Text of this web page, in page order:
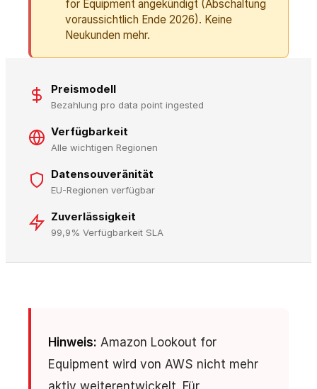
for Equipment angekündigt (Abschaltung
voraussichtlich Ende 2026). Keine
Neukunden mehr.
Preismodell
Bezahlung pro data point ingested
Verfügbarkeit
Alle wichtigen Regionen
Datensouveränität
EU-Regionen verfügbar
Zuverlässigkeit
99,9% Verfügbarkeit SLA
Hinweis: Amazon Lookout for
Equipment wird von AWS nicht mehr